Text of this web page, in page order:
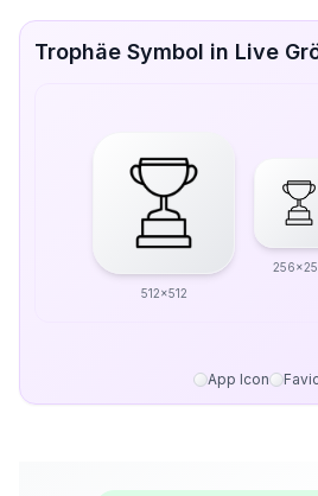
Trophäe Symbol in Live
512x512
App Icon